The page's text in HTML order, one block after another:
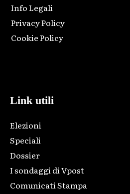
Info Legali
Privacy Policy
Cookie Policy
Link utili
Elezioni
Speciali
Dossier
I sondaggi di Vpost
Comunicati Stampa